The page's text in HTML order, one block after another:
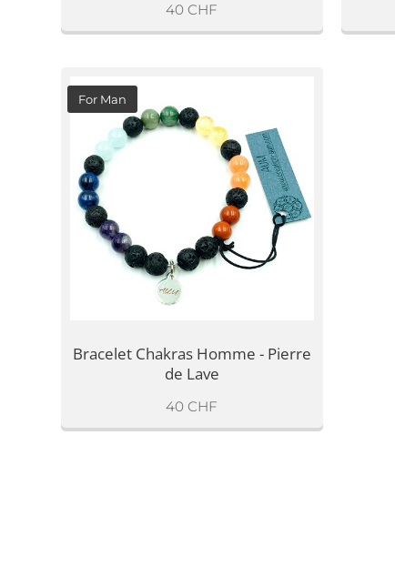
40 CHF
Bracelet Chakras Homme - Pierre
de Lave
For Man
40 CHF